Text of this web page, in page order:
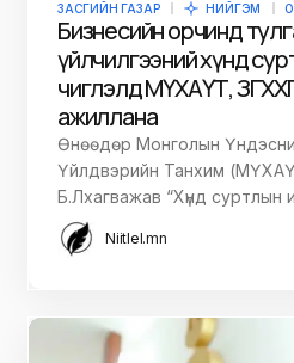
ЗАСГИЙН ГАЗАР НИЙГЭМ
Бизнесийн орчинд
үйлчилгээний хүнд
чиглэлд МҮХАҮТ,
ажиллана
Өнөөдөр Монголын
Үйлдвэрийн Танхим
Б.Лхагважав “Хүнд суртлын
Niitlel.mn